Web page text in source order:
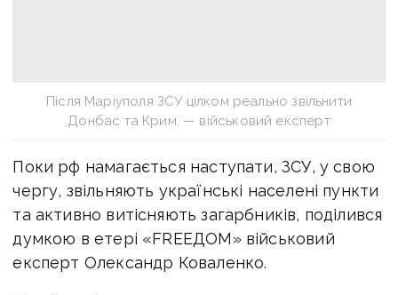
Після Маріуполя ЗСУ цілком реально звільнити
Донбас та Крим, — військовий експерт
Поки рф намагається наступати, ЗСУ, у свою
чергу, звільняють українські населені пункти
та активно витісняють загарбників, поділився
думкою в етері «FREEДОМ» військовий
експерт Олександр Коваленко.